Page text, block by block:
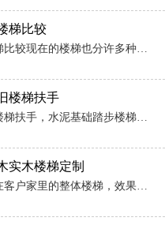
梯比较
富豪实木楼梯与钢木楼梯比较现在的楼梯也分许多种，有浇筑的水泥楼梯，什么都没有的其中最常见的就是订制实木楼梯和钢木楼梯，今天富豪楼梯将两者放在一起做个比较。富豪实木楼梯在设计上，力求与大自然零距离接触，给人的整体感觉是十分大气，特点是豪华气派 ...
楼梯扶手
邵阳实木楼梯复古仿旧楼梯扶手，水泥基础踏步楼梯扶手，邵阳隆回实木楼梯代理商安装，富豪楼梯复古仿旧漆，美观大气。手感佳。室内实木楼梯扶手高度室内实木楼梯装修的高度标准是90cm，可根据实际情况改变。当楼梯的长度超过5米长时，可适当将楼梯扶手的 ...
实木楼梯定制
富豪楼梯榆林代理安装在客户家里的整体楼梯，效果棒棒的。榆林实木楼梯定制，就选富豪木业实木楼梯。实木楼梯实木楼梯大气，上档次，不会给人冷的感受，是不会淘汰的。相对来讲，实木价格比钢木的稍高。一般现行的实木楼梯的造价，是按木材材质和施工工艺来的 ...